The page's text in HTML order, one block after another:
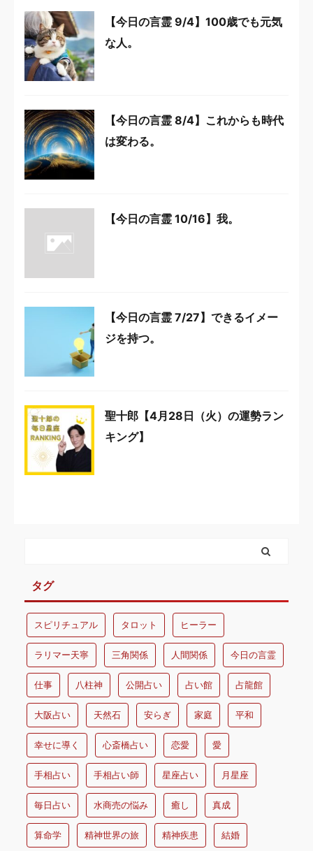
【今日の言霊 9/4】100歳でも元気
な人。
【今日の言霊 8/4】これからも時代
は変わる。
【今日の言霊 10/16】我。
【今日の言霊 7/27】できるイメー
ジを持つ。
聖十郎【4月28日（火）の運勢ラン
キング】
タグ
スピリチュアル タロット ヒーラー
ラリマー天寧 三角関係 人間関係 今日の言霊
仕事 八柱神 公開占い 占い館 占龍館
大阪占い 天然石 安らぎ 家庭 平和
幸せに導く 心斎橋占い 恋愛 愛
手相占い 手相占い師 星座占い 月星座
毎日占い 水商売の悩み 癒し 真成
算命学 精神世界の旅 精神疾患 結婚